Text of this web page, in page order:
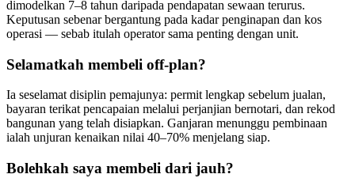
dimodelkan 7–8 tahun daripada pendapatan sewaan terurus.
Keputusan sebenar bergantung pada kadar penginapan dan kos
operasi — sebab itulah operator sama penting dengan unit.
Selamatkah membeli off-plan?
Ia seselamat disiplin pemajunya: permit lengkap sebelum jualan,
bayaran terikat pencapaian melalui perjanjian bernotari, dan rekod
bangunan yang telah disiapkan. Ganjaran menunggu pembinaan
ialah unjuran kenaikan nilai 40–70% menjelang siap.
Bolehkah saya membeli dari jauh?